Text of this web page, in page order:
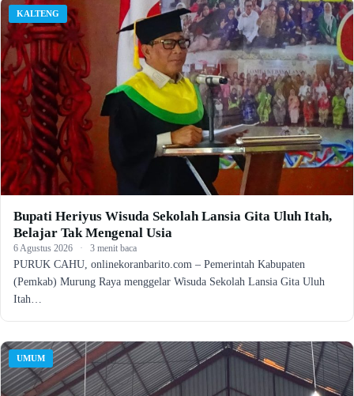
KALTENG
Bupati Heriyus Wisuda Sekolah Lansia Gita Uluh Itah,
Belajar Tak Mengenal Usia
6 Agustus 2026 · 3 menit baca
PURUK CAHU, onlinekoranbarito.com – Pemerintah Kabupaten
(Pemkab) Murung Raya menggelar Wisuda Sekolah Lansia Gita Uluh
Itah…
UMUM